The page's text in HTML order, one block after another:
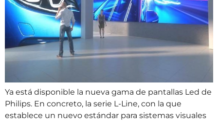
Ya está disponible la nueva gama de pantallas Led de
Philips. En concreto, la serie L-Line, con la que
establece un nuevo estándar para sistemas visuales